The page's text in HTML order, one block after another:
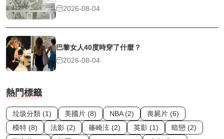
2026-08-04
巴黎女人40度時穿了什麼？
2026-08-04
熱門標籤
垃圾分類 (1) 美國片 (8) NBA (2)
喪屍片 (6)
模特 (8)
法影 (2) 篠崎泫 (2) 英影 (1)
暗戀 (2)